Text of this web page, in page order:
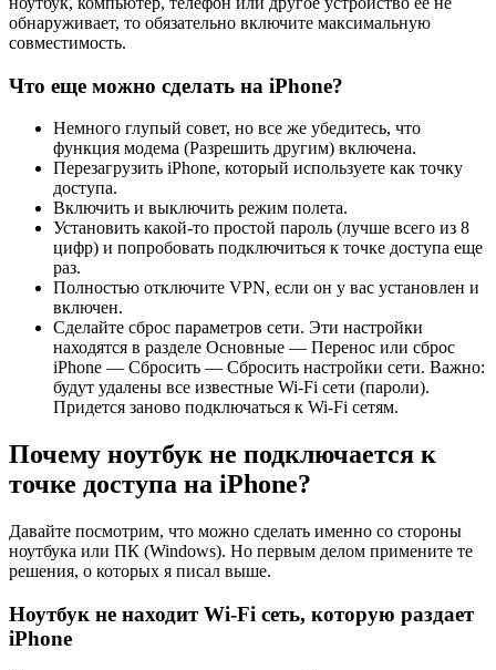
обнаруживает, то обязательно включите максимальную
совместимость.
Что еще можно сделать на iPhone?
Немного глупый совет, но все же убедитесь, что
функция модема (Разрешить другим) включена.
Перезагрузить iPhone, который используете как точку
доступа.
Включить и выключить режим полета.
Установить какой-то простой пароль (лучше всего из 8
цифр) и попробовать подключиться к точке доступа еще
раз.
Полностью отключите VPN, если он у вас установлен и
включен.
Сделайте сброс параметров сети. Эти настройки
находятся в разделе Основные — Перенос или сброс
iPhone — Сбросить — Сбросить настройки сети. Важно:
будут удалены все известные Wi-Fi сети (пароли).
Придется заново подключаться к Wi-Fi сетям.
Почему ноутбук не подключается к
точке доступа на iPhone?
Давайте посмотрим, что можно сделать именно со стороны
ноутбука или ПК (Windows). Но первым делом примените те
решения, о которых я писал выше.
Ноутбук не находит Wi-Fi сеть, которую раздает
iPhone